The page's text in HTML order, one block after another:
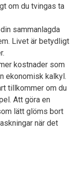
om du tvingas ta
sammanlagda
Livet är betydligt
kostnader som
ekonomisk kalkyl.
tillkommer om du
Att göra en
lätt glöms bort
när det